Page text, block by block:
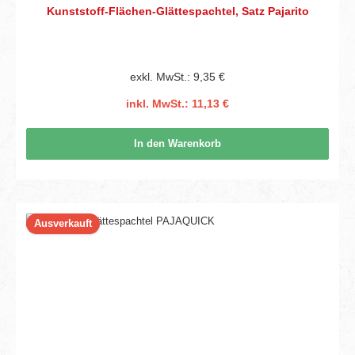
Kunststoff-Flächen-Glättespachtel, Satz Pajarito
exkl. MwSt.: 9,35 €
inkl. MwSt.: 11,13 €
In den Warenkorb
Ausverkauft